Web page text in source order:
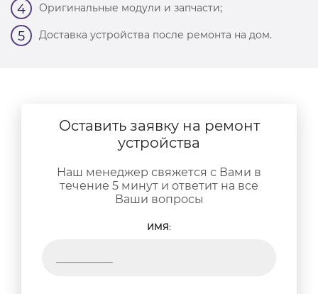
4 Оригинальные модули и запчасти;
5 Доставка устройства после ремонта на дом.
Оставить заявку на ремонт
устройства
Наш менеджер свяжется с Вами в
течение 5 минут и ответит на все
Ваши вопросы
ИМЯ: